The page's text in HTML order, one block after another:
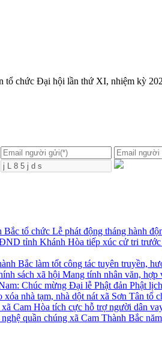
tổ chức Đại hội lần thứ XI, nhiệm kỳ
Bắc tổ chức Lễ phát động tháng hành
tỉnh Khánh Hòa tiếp xúc cử tri
Bắc làm tốt công tác tuyên truyền,
sách xã hội Mang tính nhân văn,
Chúc mừng Đại lễ Phật đản Phật
xóa nhà tạm, nhà dột nát xã Sơn Tân tổ
Cam Hòa tích cực hỗ trợ người dân
quần chúng xã Cam Thành Bắc